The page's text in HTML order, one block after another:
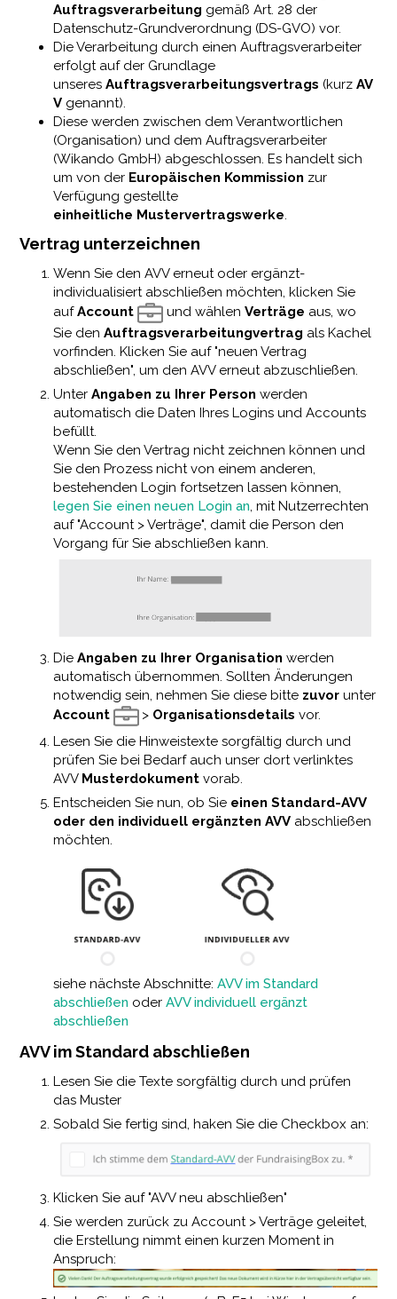
Auftragsverarbeitung gemäß Art. 28 der
Datenschutz-Grundverordnung (DS-GVO) vor.
Die Verarbeitung durch einen Auftragsverarbeiter
erfolgt auf der Grundlage
unseresAuftragsverarbeitungsvertrags (kurzAV
Vgenannt).
Diese werden zwischen dem Verantwortlichen
(Organisation) und dem Auftragsverarbeiter
(Wikando GmbH) abgeschlossen. Es handelt sich
um von der Europäischen Kommission zur
Verfügung gestellte
einheitliche Mustervertragswerke.
Vertrag unterzeichnen
Wenn Sie den AVV erneut oder ergänzt-
individualisiert abschließen möchten, klicken Sie
aufAccount und wählen Verträge aus, wo
Sie den Auftragsverarbeitungvertrag als Kachel
vorfinden. Klicken Sie auf "neuen Vertrag
abschließen", um den AVV erneut abzuschließen.
Unter Angaben zu Ihrer Person werden
automatisch die Daten Ihres Logins und Accounts
befüllt.
Wenn Sie den Vertrag nicht zeichnen können und
Sie den Prozess nicht von einem anderen,
bestehenden Login fortsetzen lassen können,
legen Sie einen neuen Login an, mit Nutzerrechten
auf "Account > Verträge", damit die Person den
Vorgang für Sie abschließen kann.
Die Angaben zu Ihrer Organisation werden
automatisch übernommen. Sollten Änderungen
notwendig sein, nehmen Sie diese bitte zuvor unter
Account
> Organisationsdetails vor.
Lesen Sie die Hinweistexte sorgfältig durch und
prüfen Sie bei Bedarf auch unser dort verlinktes
AVV Musterdokumentvorab.
Entscheiden Sie nun, ob Sie einen Standard-AVV
oder den individuell ergänzten AVVabschließen
möchten.
siehe nächste Abschnitte: AVV im Standard
abschließen oder AVV individuell ergänzt
abschließen
AVV im Standard abschließen
Lesen Sie die Texte sorgfältig durch und prüfen
das Muster
Sobald Sie fertig sind, haken Sie die Checkbox an:
Klicken Sie auf "AVV neu abschließen"
Sie werden zurück zu Account > Verträge geleitet,
die Erstellung nimmt einen kurzen Moment in
Anspruch: